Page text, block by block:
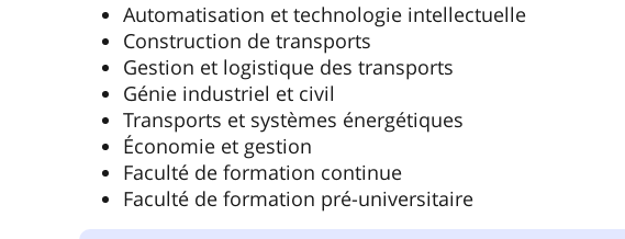
Automatisation et technologie intellectuelle
Construction de transports
Gestion et logistique des transports
Génie industriel et civil
Transports et systèmes énergétiques
Économie et gestion
Faculté de formation continue
Faculté de formation pré-universitaire